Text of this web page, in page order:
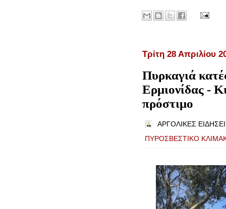
Τρίτη 28 Απριλίου
Πυρκαγιά
Ερμιονίδας -
πρόστιμο
ΑΡΓΟΛΙΚΕΣ
ΠΥΡΟΣΒΕΣΤΙΚΟ